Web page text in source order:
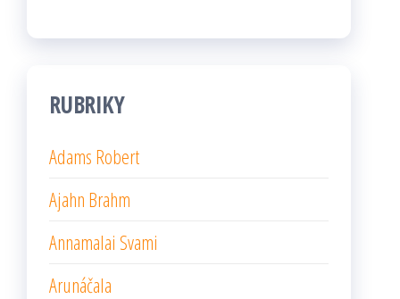
RUBRIKY
Adams Robert
Ajahn Brahm
Annamalai Svami
Arunáčala